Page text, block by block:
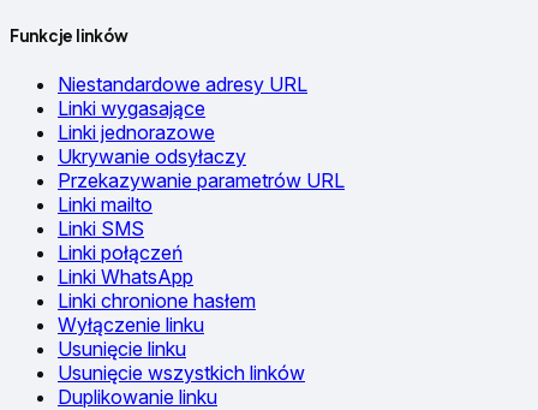
Funkcje linków
Niestandardowe adresy URL
Linki wygasające
Linki jednorazowe
Ukrywanie odsyłaczy
Przekazywanie parametrów URL
Linki mailto
Linki SMS
Linki połączeń
Linki WhatsApp
Linki chronione hasłem
Wyłączenie linku
Usunięcie linku
Usunięcie wszystkich linków
Duplikowanie linku